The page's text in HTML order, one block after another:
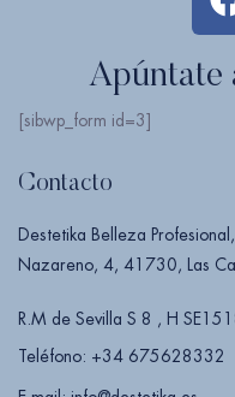
Apúntate
[sibwp_form id=3]
Contacto
Destetika Belleza
Nazareno, 4, 41730, Las
R.M de Sevilla S 8 , H
Teléfono: +34 675628332